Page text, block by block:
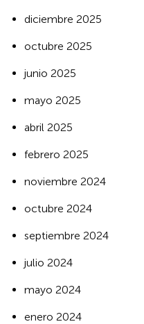
diciembre 2025
octubre 2025
junio 2025
mayo 2025
abril 2025
febrero 2025
noviembre 2024
octubre 2024
septiembre 2024
julio 2024
mayo 2024
enero 2024